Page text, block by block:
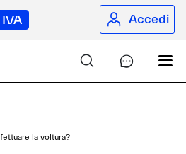
Accedi
la voltura?